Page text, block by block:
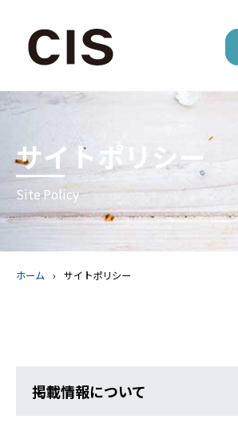
サイトポリシー
Site Policy
ホーム サイトポリシー
掲載情報について